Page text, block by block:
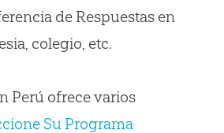
de Respuestas en
colegio, etc.
Perú ofrece varios
Su Programa